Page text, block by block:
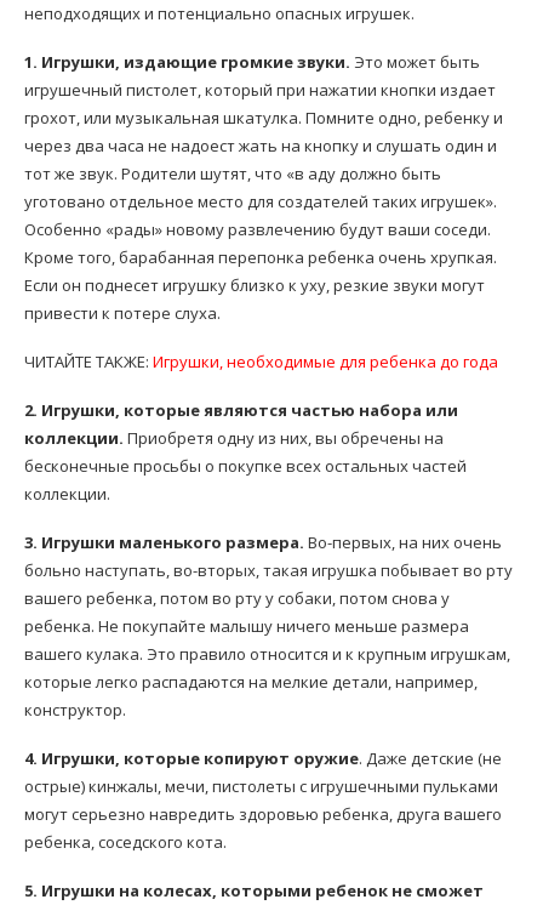
неподходящих и потенциально опасных игрушек.
1. Игрушки, издающие громкие звуки. Это может быть
игрушечный пистолет, который при нажатии кнопки издает
грохот, или музыкальная шкатулка. Помните одно, ребенку и
через два часа не надоест жать на кнопку и слушать один и
тот же звук. Родители шутят, что «в аду должно быть
уготовано отдельное место для создателей таких игрушек».
Особенно «рады» новому развлечению будут ваши соседи.
Кроме того, барабанная перепонка ребенка очень хрупкая.
Если он поднесет игрушку близко к уху, резкие звуки могут
привести к потере слуха.
ЧИТАЙТЕ ТАКЖЕ: Игрушки, необходимые для ребенка до года
2. Игрушки, которые являются частью набора или
коллекции. Приобретя одну из них, вы обречены на
бесконечные просьбы о покупке всех остальных частей
коллекции.
3. Игрушки маленького размера. Во-первых, на них очень
больно наступать, во-вторых, такая игрушка побывает во рту
вашего ребенка, потом во рту у собаки, потом снова у
ребенка. Не покупайте малышу ничего меньше размера
вашего кулака. Это правило относится и к крупным игрушкам,
которые легко распадаются на мелкие детали, например,
конструктор.
4. Игрушки, которые копируют оружие. Даже детские (не
острые) кинжалы, мечи, пистолеты с игрушечными пульками
могут серьезно навредить здоровью ребенка, друга вашего
ребенка, соседского кота.
5. Игрушки на колесах, которыми ребенок не сможет